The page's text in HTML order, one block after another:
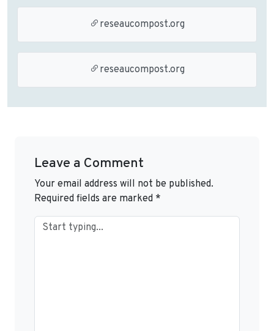
reseaucompost.org
reseaucompost.org
Leave a Comment
Your email address will not be published.
Required fields are marked *